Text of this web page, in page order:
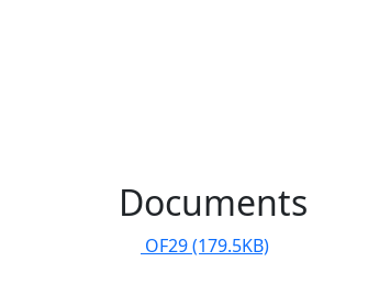
Documents
OF29(179.5KB)